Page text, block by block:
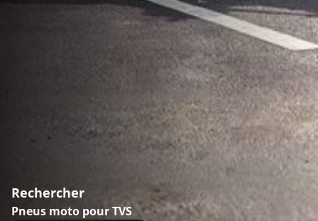
Rechercher
Pneus moto pour TVS